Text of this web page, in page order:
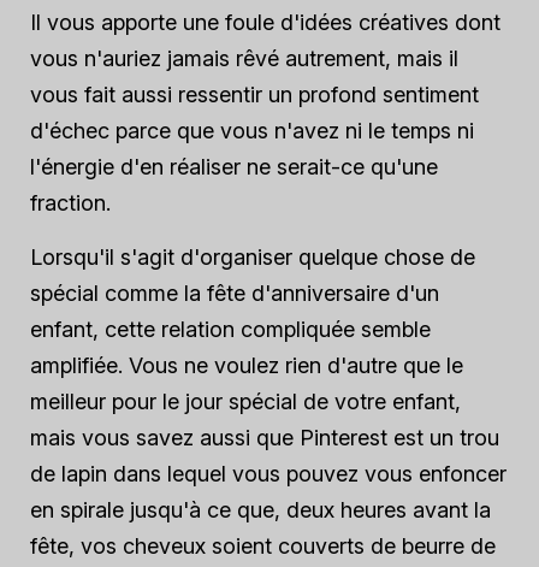
Il vous apporte une foule d'idées créatives dont
vous n'auriez jamais rêvé autrement, mais il
vous fait aussi ressentir un profond sentiment
d'échec parce que vous n'avez ni le temps ni
l'énergie d'en réaliser ne serait-ce qu'une
fraction.
Lorsqu'il s'agit d'organiser quelque chose de
spécial comme la fête d'anniversaire d'un
enfant, cette relation compliquée semble
amplifiée. Vous ne voulez rien d'autre que le
meilleur pour le jour spécial de votre enfant,
mais vous savez aussi que Pinterest est un trou
de lapin dans lequel vous pouvez vous enfoncer
en spirale jusqu'à ce que, deux heures avant la
fête, vos cheveux soient couverts de beurre de